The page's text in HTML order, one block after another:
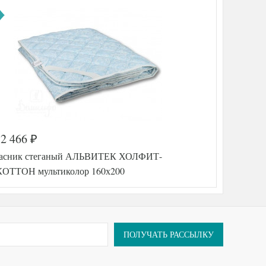
2 466 ₽
стеганый АЛЬВИТЕК ХОЛФИТ-
мультиколор 160х200
ПОЛУЧАТЬ РАССЫЛКУ